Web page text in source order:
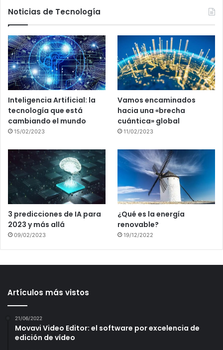
Noticias de Tecnología
Inteligencia Artificial: la
tecnología que está
cambiando el mundo
15/02/2023
Vamos encaminados
hacia una «brecha
cuántica» global
11/02/2023
3 predicciones de IA para
2023 y más allá
09/02/2023
¿Qué es la energía
renovable?
19/12/2022
Artículos más vistos
21/06/2022
Movavi Video Editor: el software por excelencia de
edición de vídeo